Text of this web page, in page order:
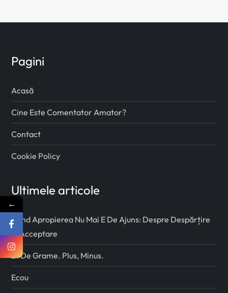
Pagini
Acasă
Cine Este Comentator Amator?
Contact
Cookie Policy
Ultimele articole
Când Apropierea Nu Mai E De Ajuns: Despre Despărțire
Și Acceptare
21 De Grame. Plus, Minus.
Ecou
←